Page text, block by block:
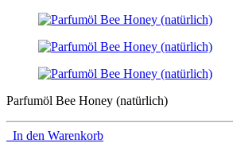
Parfumöl Bee Honey (natürlich)
In den Warenkorb